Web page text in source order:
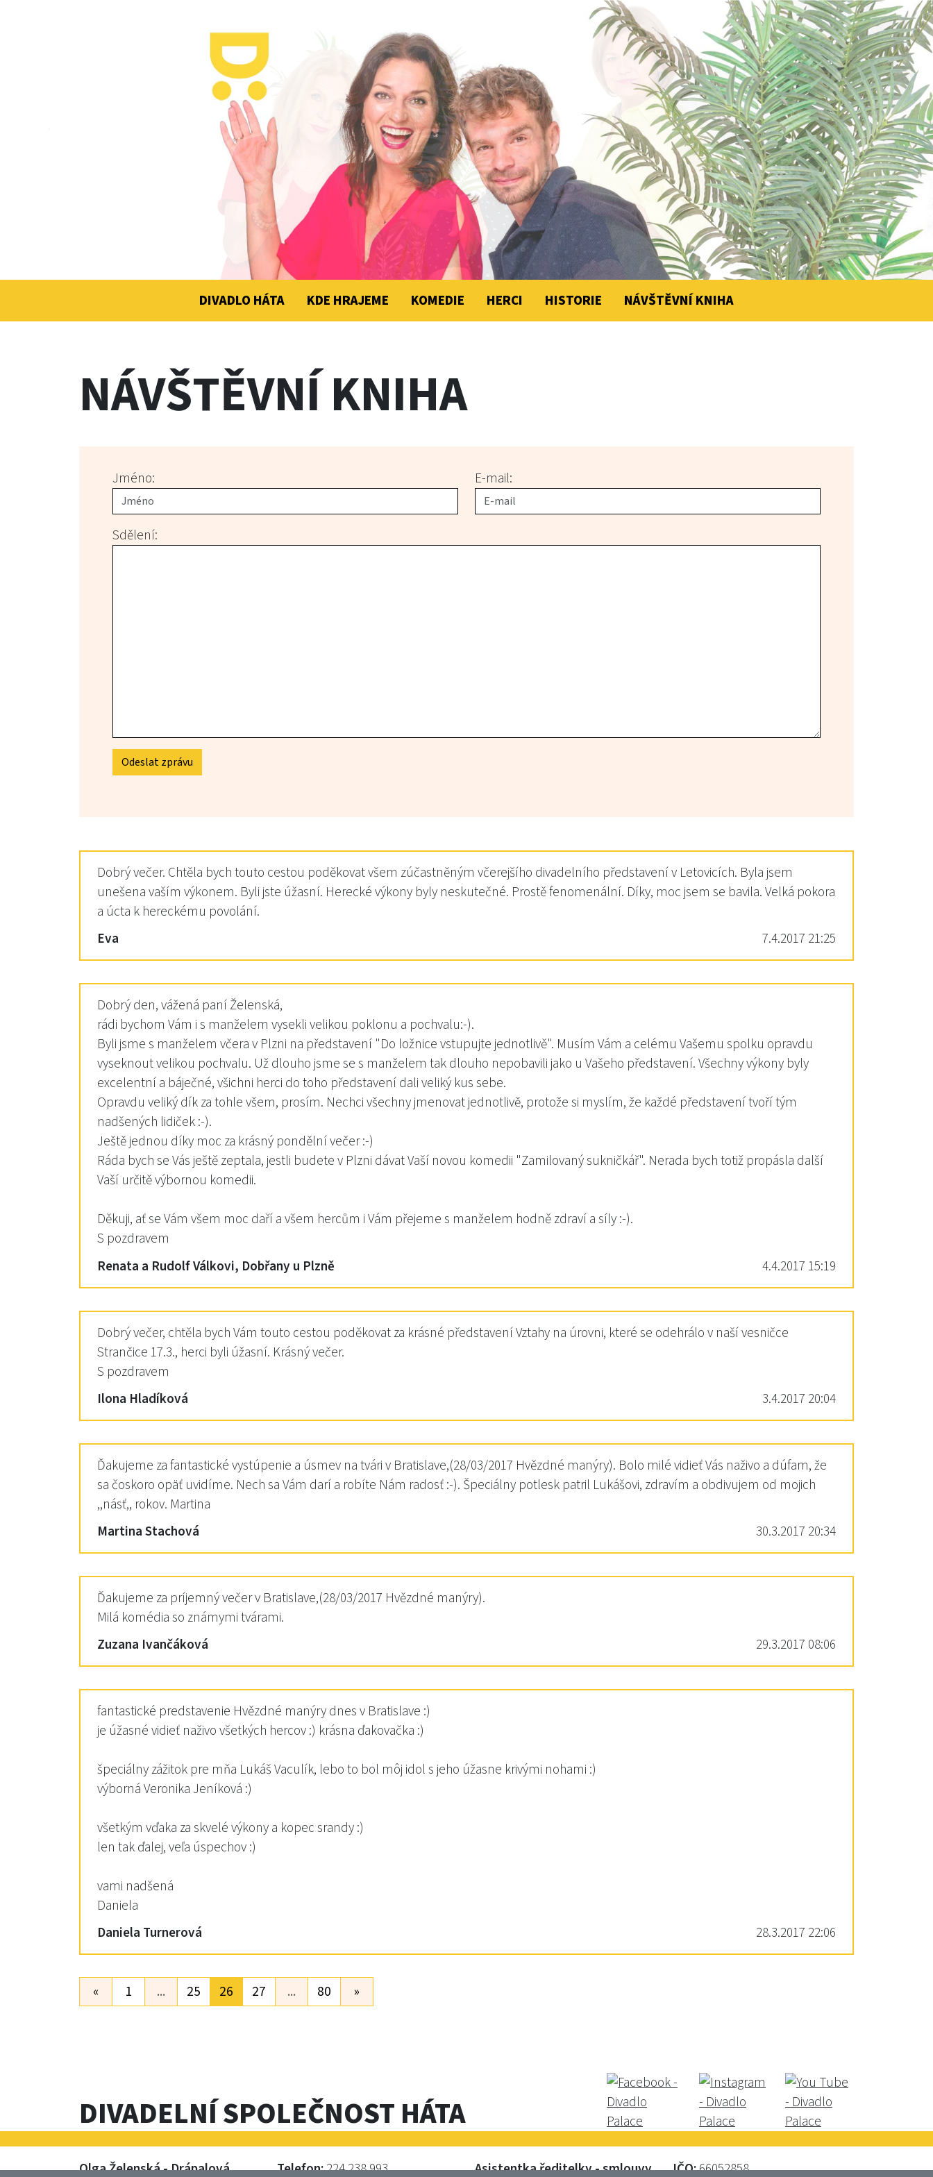
DIVADLO HÁTA KDE HRAJEME KOMEDIE HERCI HISTORIE NÁVŠTĚVNÍ KNIHA
NÁVŠTĚVNÍ KNIHA
Jméno: E-mail:
Sdělení:
Odeslat zprávu
Dobrý večer. Chtěla bych touto cestou poděkovat všem zúčastněným včerejšího divadelního představení v Letovicích. Byla jsem
unešena vaším výkonem. Byli jste úžasní. Herecké výkony byly neskutečné. Prostě fenomenální. Díky, moc jsem se bavila. Velká pokora
a úcta k hereckému povolání.
Eva
7.4.2017 21:25
Dobrý den, vážená paní Želenská,
rádi bychom Vám i s manželem vysekli velikou poklonu a pochvalu:-).
Byli jsme s manželem včera v Plzni na představení "Do ložnice vstupujte jednotlivě". Musím Vám a celému Vašemu spolku opravdu
vyseknout velikou pochvalu. Už dlouho jsme se s manželem tak dlouho nepobavili jako u Vašeho představení. Všechny výkony byly
excelentní a báječné, všichni herci do toho představení dali veliký kus sebe.
Opravdu veliký dík za tohle všem, prosím. Nechci všechny jmenovat jednotlivě, protože si myslím, že každé představení tvoří tým
nadšených lidiček :-).
Ještě jednou díky moc za krásný pondělní večer :-)
Ráda bych se Vás ještě zeptala, jestli budete v Plzni dávat Vaší novou komedii "Zamilovaný sukničkář". Nerada bych totiž propásla další
Vaší určitě výbornou komedii.
Děkuji, ať se Vám všem moc daří a všem hercům i Vám přejeme s manželem hodně zdraví a síly :-).
S pozdravem
Renata a Rudolf Válkovi, Dobřany u Plzně
4.4.2017 15:19
Dobrý večer, chtěla bych Vám touto cestou poděkovat za krásné představení Vztahy na úrovni, které se odehrálo v naší vesničce
Strančice 17.3., herci byli úžasní. Krásný večer.
S pozdravem
Ilona Hladíková
3.4.2017 20:04
Ďakujeme za fantastické vystúpenie a úsmev na tvári v Bratislave,(28/03/2017 Hvězdné manýry). Bolo milé vidieť Vás naživo a dúfam, že
sa čoskoro opäť uvidíme. Nech sa Vám darí a robíte Nám radosť :-). Špeciálny potlesk patril Lukášovi, zdravím a obdivujem od mojich
,,násť,, rokov. Martina
Martina Stachová
30.3.2017 20:34
Ďakujeme za príjemný večer v Bratislave,(28/03/2017 Hvězdné manýry).
Milá komédia so známymi tvárami.
Zuzana Ivančáková
29.3.2017 08:06
fantastické predstavenie Hvězdné manýry dnes v Bratislave :)
je úžasné vidieť naživo všetkých hercov :) krásna ďakovačka :)
špeciálny zážitok pre mňa Lukáš Vaculík, lebo to bol môj idol s jeho úžasne krivými nohami :)
výborná Veronika Jeníková :)
všetkým vďaka za skvelé výkony a kopec srandy :)
len tak ďalej, veľa úspechov :)
vami nadšená
Daniela
Daniela Turnerová
28.3.2017 22:06
« 1 ... 25 26 27 ... 80 »
DIVADELNÍ SPOLEČNOST HÁTA
Olga Želenská - Drápalová Telefon:224 238 993 Asistentka ředitelky - smlouvy IČO:66052858